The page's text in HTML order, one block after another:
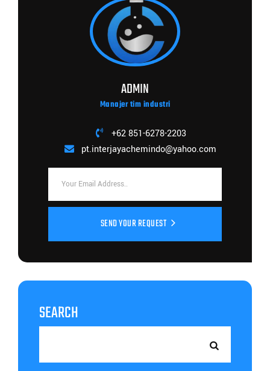
ADMIN
Manajer tim industri
+62 851-6278-2203
pt.interjayachemindo@yahoo.com
SEND YOUR REQUEST
SEARCH